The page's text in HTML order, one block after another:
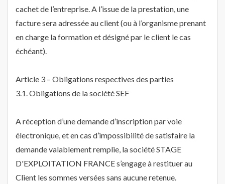
cachet de l’entreprise. A l’issue de la prestation, une
facture sera adressée au client (ou à l’organisme prenant
en charge la formation et désigné par le client le cas
échéant).
Article 3 – Obligations respectives des parties
3.1. Obligations de la société SEF
A réception d’une demande d’inscription par voie
électronique, et en cas d’impossibilité de satisfaire la
demande valablement remplie, la société STAGE
D'EXPLOITATION FRANCE s’engage à restituer au
Client les sommes versées sans aucune retenue.